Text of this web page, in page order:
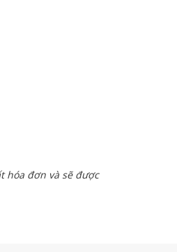
hóa đơn và sẽ được